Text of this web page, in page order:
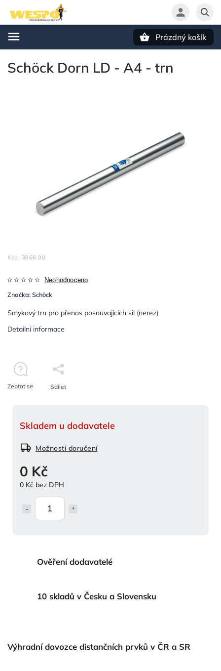
Prázdný košík
Schöck Dorn LD - A4 - trn
Kód: 3866.00
Neohodnoceno
Značka:Schöck
0 Kč
0 Kč bez DPH
Skladem u dodavatele
Možnosti doručení
Smykový trn pro přenos posouvajících sil (nerez)
Detailní informace
Zeptat se Sdílet
Ověření dodavatelé
10 skladů v Česku a Slovensku
Výhradní dovozce distančních prvků v ČR a SR